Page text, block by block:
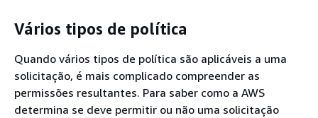
Vários tipos de política
Quando vários tipos de política são aplicáveis a uma
solicitação, é mais complicado compreender as
permissões resultantes. Para saber como a AWS
determina se deve permitir ou não uma solicitação